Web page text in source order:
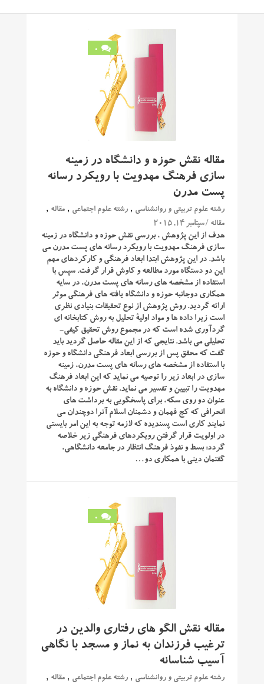
0
مقاله نقش حوزه و دانشگاه در زمینه‏
سازی فرهنگ مهدویت با رویکرد رسانه
پست مدرن
رشته علوم تربیتی و روانشناسی ,رشته علوم اجتماعی ,مقاله ,
مقاله / سپتامبر 14, 2015
هدف از این پژوهش ، بررسی نقش حوزه و دانشگاه در زمینه‏
سازی فرهنگ مهدویت با رویکرد رسانه های پست مدرن می
باشد. در این پژوهش ابتدا ابعاد فرهنگی و کارکردهای مهم
این دو دستگاه مورد مطالعه و کاوش قرار گرفت. سپس با
استفاده از مشخصه های رسانه های پست مدرن، در سایه
همکاری دوجانبه حوزه و دانشگاه یافته های فرهنگی موثر
ارائه گردید. روش پژوهش از نوع تحقیقات بنیادی نظری
است زیرا داده ها و مواد اولیۀ تحلیل به روش کتابخانه ای
گردآوری شده است که در مجموع روش تحقیق کیفی-
تحلیلی می باشد. نتایجی که از این مقاله حاصل گردید باید
گفت که محقق پس از بررسی ابعاد فرهنگی دانشگاه و حوزه
با استفاده از مشخصه های رسانه های پست مدرن، زمینه
سازی در ابعاد زیر را توصیه می نماید که این ابعاد فرهنگ
مهدویت را تبیین و تفسیر می نماید. نقش حوزه و دانشگاه به
عنوان دو روی سکه، برای پاسخگویی به برداشت های
انحرافی که کج فهمان و دشمنان اسلام آنرا دوچندان می
نمایند کاری است پسندیده که لازمه توجه به این امر بایستی
در اولویت قرار گرفتن رویکردهای فرهنگی زیر خلاصه
گردد: بسط و نفوذ فرهنگ انتظار در جامعه دانشگاهی،
گفتمان دینی با همکاری دو…
0
مقاله نقش الگو های رفتاری والدین در
ترغیب فرزندان به نماز و مسجد با نگاهی
آسیب شناسانه
رشته علوم تربیتی و روانشناسی ,رشته علوم اجتماعی ,مقاله ,